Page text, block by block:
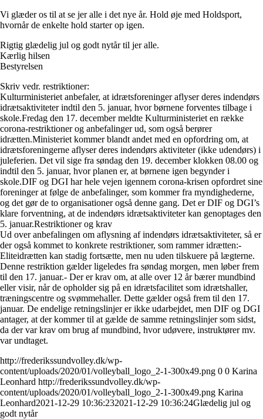
Vi glæder os til at se jer alle i det nye år. Hold øje med Holdsport,
hvornår de enkelte hold starter op igen.
Rigtig glædelig jul og godt nytår til jer alle.
Kærlig hilsen
Bestyrelsen
Skriv vedr. restriktioner:
Kulturministeriet anbefaler, at idrætsforeninger aflyser deres indendørs
idrætsaktiviteter indtil den 5. januar, hvor børnene forventes tilbage i
skole.Fredag den 17. december meldte Kulturministeriet en række
corona-restriktioner og anbefalinger ud, som også berører
idrætten.Ministeriet kommer blandt andet med en opfordring om, at
idrætsforeningerne aflyser deres indendørs aktiviteter (ikke udendørs) i
juleferien. Det vil sige fra søndag den 19. december klokken 08.00 og
indtil den 5. januar, hvor planen er, at børnene igen begynder i
skole.DIF og DGI har hele vejen igennem corona-krisen opfordret sine
foreninger at følge de anbefalinger, som kommer fra myndighederne,
og det gør de to organisationer også denne gang. Det er DIF og DGI’s
klare forventning, at de indendørs idrætsaktiviteter kan genoptages den
5. januar.Restriktioner og krav
Ud over anbefalingen om aflysning af indendørs idrætsaktiviteter, så er
der også kommet to konkrete restriktioner, som rammer idrætten:-
Eliteidrætten kan stadig fortsætte, men nu uden tilskuere på lægterne.
Denne restriktion gælder ligeledes fra søndag morgen, men løber frem
til den 17. januar.- Der er krav om, at alle over 12 år bærer mundbind
eller visir, når de opholder sig på en idrætsfacilitet som idrætshaller,
træningscentre og svømmehaller. Dette gælder også frem til den 17.
januar. De endelige retningslinjer er ikke udarbejdet, men DIF og DGI
antager, at der kommer til at gælde de samme retningslinjer som sidst,
da der var krav om brug af mundbind, hvor udøvere, instruktører mv.
var undtaget.
http://frederikssundvolley.dk/wp-
content/uploads/2020/01/volleyball_logo_2-1-300x49.png 0 0 Karina
Leonhard http://frederikssundvolley.dk/wp-
content/uploads/2020/01/volleyball_logo_2-1-300x49.png Karina
Leonhard2021-12-29 10:36:232021-12-29 10:36:24Glædelig jul og
godt nytår